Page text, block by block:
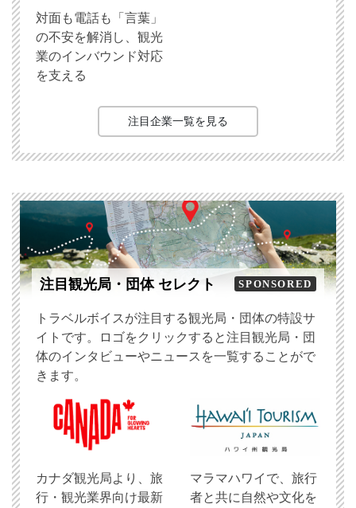
対面も電話も「言葉」
の不安を解消し、観光
業のインバウンド対応
を支える
注目企業一覧を見る
注目観光局・団体 セレクト SPONSORED
トラベルボイスが注目する観光局・団体の特設サ
イトです。ロゴをクリックすると注目観光局・団
体のインタビューやニュースを一覧することがで
きます。
​カナダ観光局より、旅
行・観光業界向け最新
マラマハワイで、旅行
者と共に自然や文化を